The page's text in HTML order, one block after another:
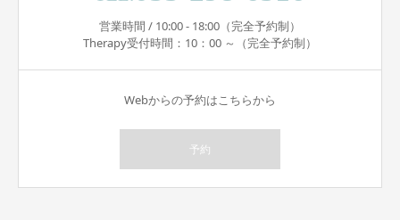
営業時間 / 10:00 - 18:00（完全予約制）
Therapy受付時間：10：00 ～（完全予約制）
Webからの予約はこちらから
予約